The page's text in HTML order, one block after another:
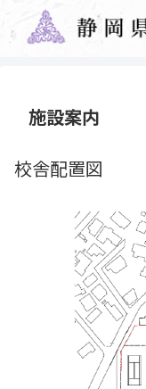
施設案内
校舎配置図